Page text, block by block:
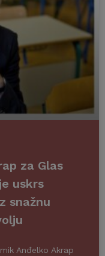
za Glas
uskrs
snažnu
Anđelko Akrap